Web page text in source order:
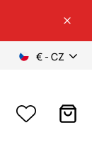
€ - CZ